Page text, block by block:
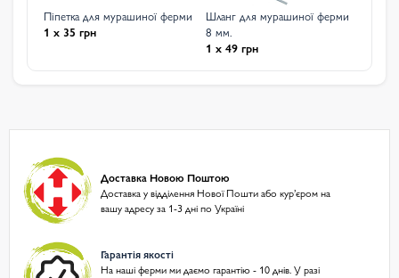
Піпетка для мурашиної ферми
1 x 35 грн
Шланг для мурашиної ферми
8 мм.
1 x 49 грн
Доставка Новою Поштою
Доставка у відділення Нової Пошти або курʼєром на
вашу адресу за 1-3 дні по Україні
Гарантія якості
На наші ферми ми даємо гарантію - 10 днів. У разі